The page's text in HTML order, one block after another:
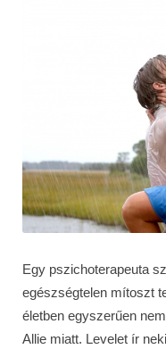
Egy pszichoterapeuta
egészségtelen mítoszt
életben egyszerűen
Allie miatt. Levelet ír